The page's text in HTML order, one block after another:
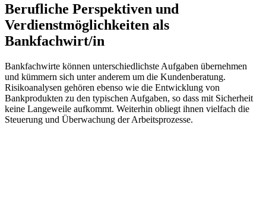
Berufliche Perspektiven und
Verdienstmöglichkeiten als
Bankfachwirt/in
Bankfachwirte können unterschiedlichste Aufgaben übernehmen
und kümmern sich unter anderem um die Kundenberatung.
Risikoanalysen gehören ebenso wie die Entwicklung von
Bankprodukten zu den typischen Aufgaben, so dass mit Sicherheit
keine Langeweile aufkommt. Weiterhin obliegt ihnen vielfach die
Steuerung und Überwachung der Arbeitsprozesse.